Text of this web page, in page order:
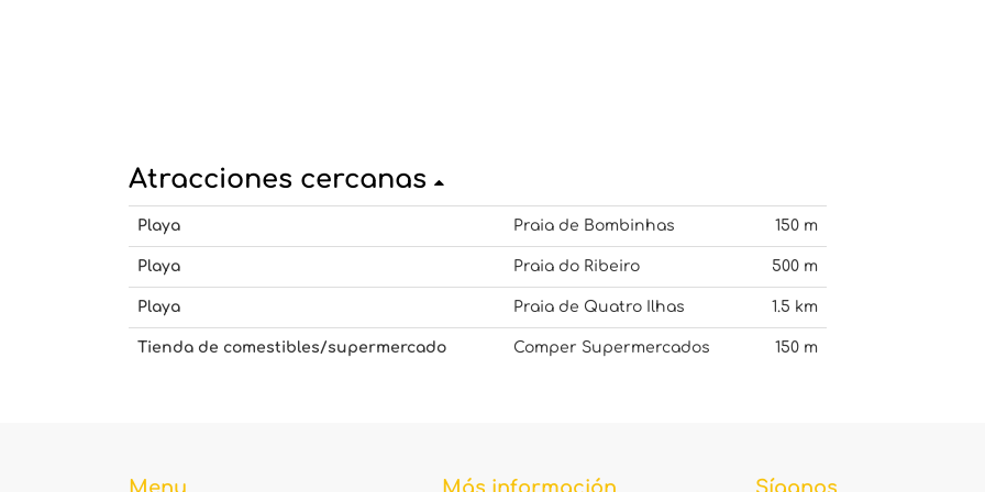
Atracciones cercanas
Playa Praia de Bombinhas 150 m
Playa Praia do Ribeiro 500 m
Playa Praia de Quatro Ilhas 1.5 km
Tienda de comestibles/supermercado Comper Supermercados 150 m
Menu Más información Síganos